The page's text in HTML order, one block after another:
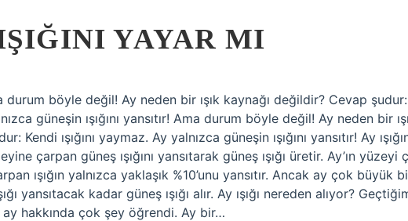
YAYAR MI
durum böyle değil! Ay neden bir ışık kaynağı değildir? Cevap şudur:
güneşin ışığını yansıtır! Ama durum böyle değil! Ay neden bir
Kendi ışığını yaymaz. Ay yalnızca güneşin ışığını yansıtır! Ay
çarpan güneş ışığını yansıtarak güneş ışığı üretir. Ay’ın yüzeyi
ışığın yalnızca yaklaşık %10’unu yansıtır. Ancak ay çok büyük
yansıtacak kadar güneş ışığı alır. Ay ışığı nereden alıyor?
hakkında çok şey öğrendi. Ay bir…